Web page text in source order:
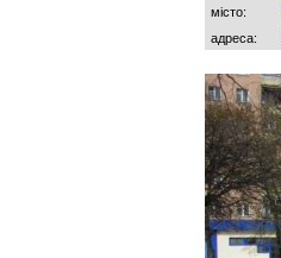
місто:
адреса: